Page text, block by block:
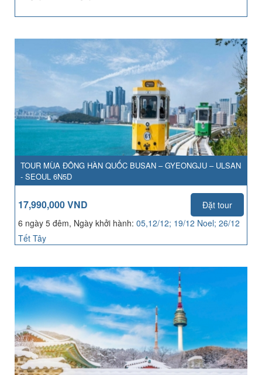
TOUR MÙA ĐÔNG HÀN QUỐC BUSAN – GYEONGJU – ULSAN
- SEOUL 6N5D
17,990,000 VND
Đặt tour
6 ngày 5 đêm, Ngày khởi hành: 05,12/12; 19/12 Noel; 26/12
Tết Tây